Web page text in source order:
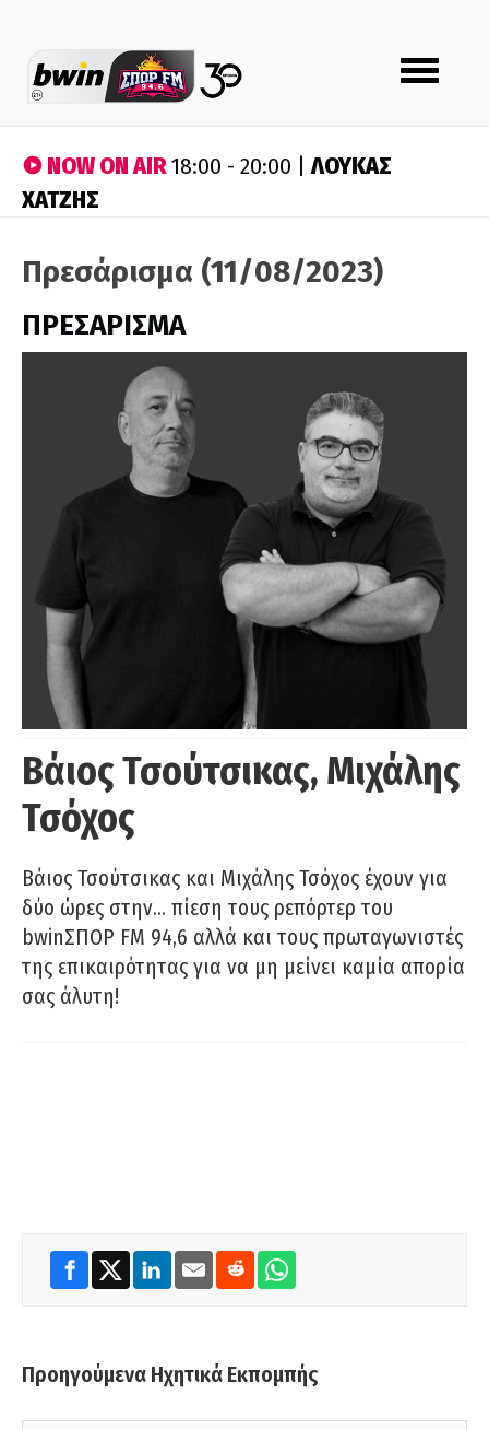
Toggle
navigation
NOW ON AIR18:00 - 20:00 |ΛΟΥΚΑΣ
ΧΑΤΖΗΣ
Πρεσάρισμα (11/08/2023)
ΠΡΕΣΑΡΙΣΜΑ
Βάιος Τσούτσικας, Μιχάλης
Τσόχος
Βάιος Τσούτσικας και Μιχάλης Τσόχος έχουν για
δύο ώρες στην… πίεση τους ρεπόρτερ του
bwinΣΠΟΡ FM 94,6 αλλά και τους πρωταγωνιστές
της επικαιρότητας για να μη μείνει καμία απορία
σας άλυτη!
Προηγούμενα Ηχητικά Εκπομπής